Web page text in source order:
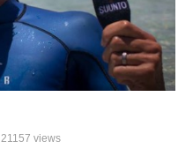
21157 views